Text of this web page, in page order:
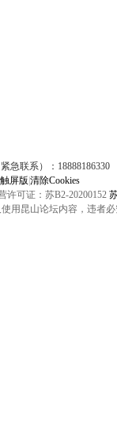
急联系）：18888186330
触屏版 清除Cookies
许可证：苏B2-20200152
用昆山论坛内容，违者必